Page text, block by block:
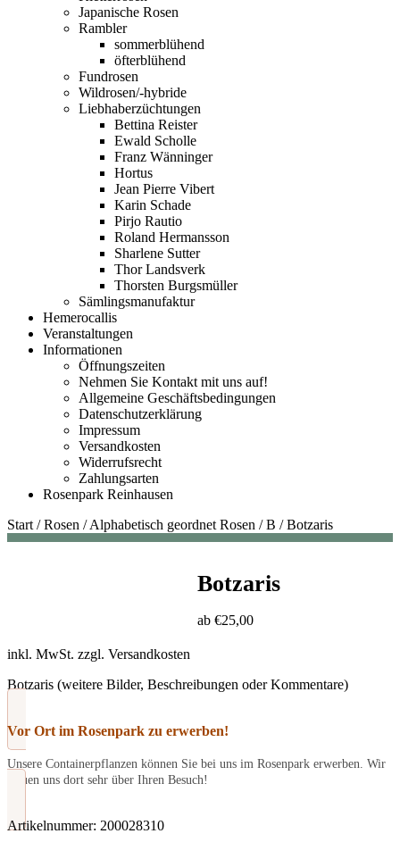
Japanische Rosen
Rambler
sommerblühend
öfterblühend
Fundrosen
Wildrosen/-hybride
Liebhaberzüchtungen
Bettina Reister
Ewald Scholle
Franz Wänninger
Hortus
Jean Pierre Vibert
Karin Schade
Pirjo Rautio
Roland Hermansson
Sharlene Sutter
Thor Landsverk
Thorsten Burgsmüller
Sämlingsmanufaktur
Hemerocallis
Veranstaltungen
Informationen
Öffnungszeiten
Nehmen Sie Kontakt mit uns auf!
Allgemeine Geschäftsbedingungen
Datenschutzerklärung
Impressum
Versandkosten
Widerrufsrecht
Zahlungsarten
Rosenpark Reinhausen
Start /Rosen /Alphabetisch geordnet Rosen /B /Botzaris
Botzaris
ab €25,00
inkl. MwSt. zzgl. Versandkosten
Botzaris (weitere Bilder, Beschreibungen oder Kommentare)
Vor Ort im Rosenpark zu erwerben!
Unsere Containerpflanzen können Sie bei uns im Rosenpark erwerben. Wir
freuen uns dort sehr über Ihren Besuch!
Artikelnummer: 200028310